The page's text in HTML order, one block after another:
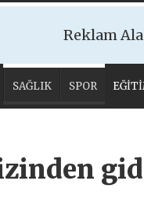
Reklam
SAĞLIK SPOR
izinden